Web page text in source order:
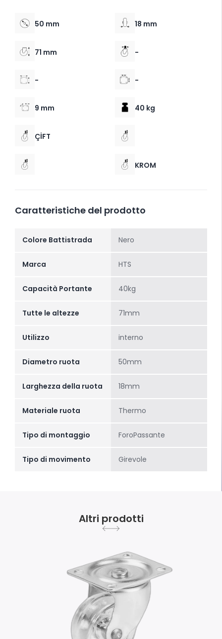
50 mm 18 mm
71 mm -
- -
9 mm 40 kg
ÇİFT
KROM
Caratteristiche del prodotto
Colore Battistrada Nero
Marca HTS
Capacità Portante 40kg
Tutte le altezze 71mm
Utilizzo interno
Diametro ruota 50mm
Larghezza della ruota 18mm
Materiale ruota Thermo
Tipo di montaggio ForoPassante
Tipo di movimento Girevole
Altri prodotti